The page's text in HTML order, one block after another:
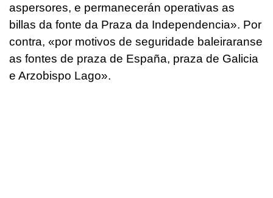
aspersores, e permanecerán operativas as
billas da fonte da Praza da Independencia». Por
contra, «por motivos de seguridade baleiraranse
as fontes de praza de España, praza de Galicia
e Arzobispo Lago».